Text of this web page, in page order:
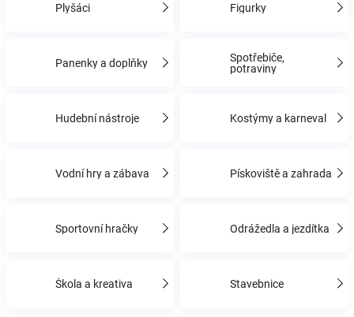
Plyšáci Figurky
Panenky a doplňky
Spotřebiče,
potraviny
Hudební nástroje Kostýmy a karneval
Vodní hry a zábava Pískoviště a zahrada
Sportovní hračky Odrážedla a jezdítka
Škola a kreativa Stavebnice